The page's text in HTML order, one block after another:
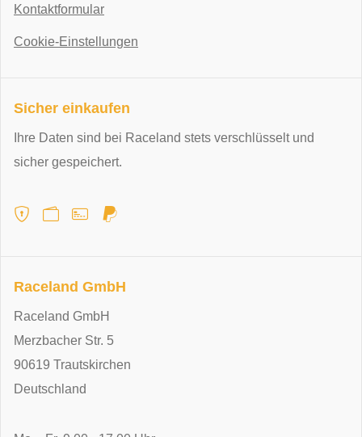
Kontaktformular
Cookie-Einstellungen
Sicher einkaufen
Ihre Daten sind bei Raceland stets verschlüsselt und
sicher gespeichert.
Raceland GmbH
Raceland GmbH
Merzbacher Str. 5
90619 Trautskirchen
Deutschland